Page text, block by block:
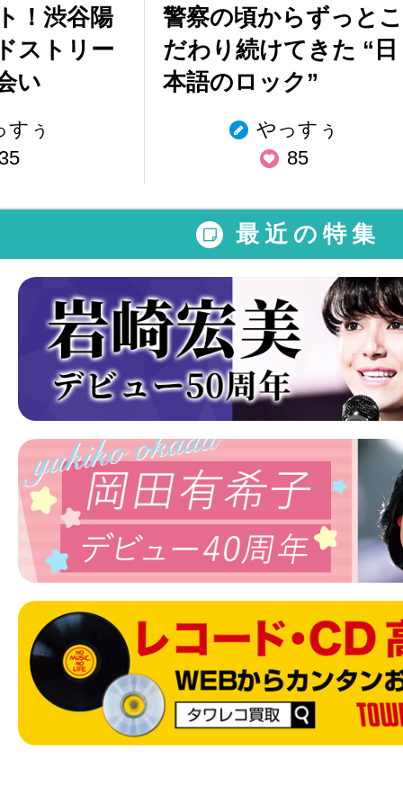
！渋谷陽
ストリー
い
すぅ
警察の頃からずっとこ
だわり続けてきた “日
本語のロック”
やっすぅ
85
最近の特集